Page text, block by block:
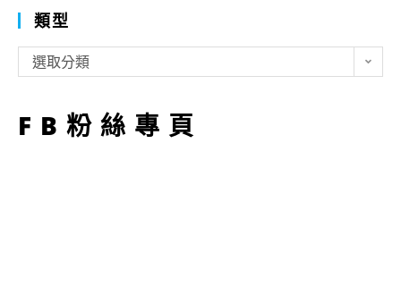
類型
型
選取分類
FB粉絲專頁